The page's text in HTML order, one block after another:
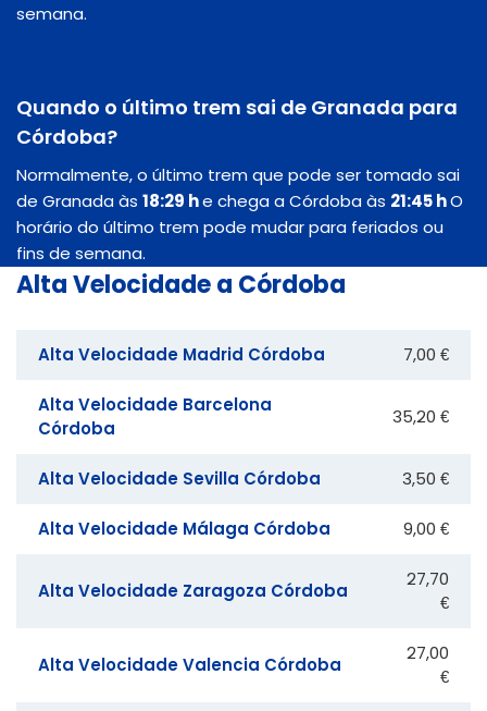
semana.
Quando o último trem sai de Granada para
Córdoba?
Normalmente, o último trem que pode ser tomado sai
de Granada às 18:29 he chega a Córdoba às 21:45 hO
horário do último trem pode mudar para feriados ou
fins de semana.
Alta Velocidade a Córdoba
Alta Velocidade Madrid Córdoba 7,00 €
Alta Velocidade Barcelona
Córdoba
35,20 €
Alta Velocidade Sevilla Córdoba 3,50 €
Alta Velocidade Málaga Córdoba 9,00 €
Alta Velocidade Zaragoza Córdoba
27,70
€
Alta Velocidade Valencia Córdoba
27,00
€